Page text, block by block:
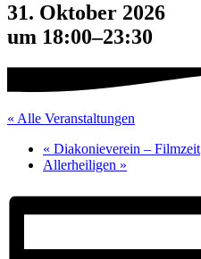
31. Oktober 2026
um 18:00–23:30
« Alle Veranstaltungen
« Diakonieverein – Filmzeit
Aller­heiligen »